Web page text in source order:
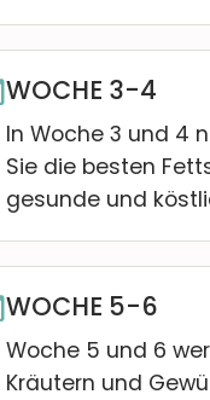
WOCHE 3-4
In Woche 3 und 4
Sie die besten
gesunde und
WOCHE 5-6
Woche 5 und 6
Kräutern und